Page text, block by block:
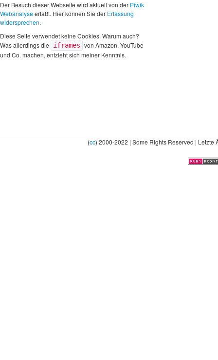
Der Besuch dieser Webseite wird aktuell von der Piwik
Webanalyseerfaßt. Hier können Sie der Erfassung
widersprechen.
Diese Seite verwendet keine Cookies. Warum auch?
Was allerdings die
iframes von Amazon, YouTube
und Co. machen, entzieht sich meiner Kenntnis.
(cc) 2000-2022 | Some Rights Reserved |